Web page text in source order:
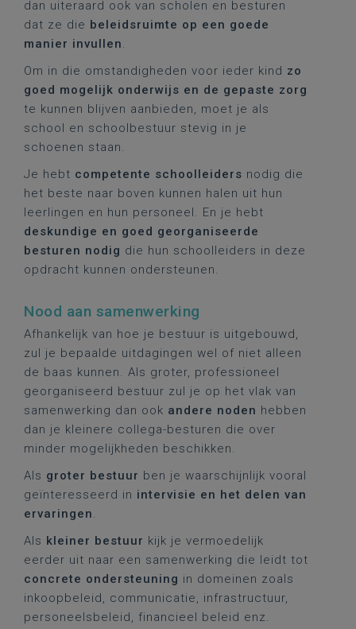
dan uiteraard ook van scholen en besturen
dat ze die beleidsruimte op een goede
manier invullen.
Om in die omstandigheden voor ieder kind zo
goed mogelijk onderwijs en de gepaste zorg
te kunnen blijven aanbieden, moet je als
school en schoolbestuur stevig in je
schoenen staan.
Je hebt competente schoolleiders nodig die
het beste naar boven kunnen halen uit hun
leerlingen en hun personeel. En je hebt
deskundige en goed georganiseerde
besturen nodig die hun schoolleiders in deze
opdracht kunnen ondersteunen.
Nood aan samenwerking
Afhankelijk van hoe je bestuur is uitgebouwd,
zul je bepaalde uitdagingen wel of niet alleen
de baas kunnen. Als groter, professioneel
georganiseerd bestuur zul je op het vlak van
samenwerking dan ook andere noden hebben
dan je kleinere collega-besturen die over
minder mogelijkheden beschikken.
Als groter bestuur ben je waarschijnlijk vooral
geïnteresseerd in intervisie en het delen van
ervaringen.
Als kleiner bestuur kijk je vermoedelijk
eerder uit naar een samenwerking die leidt tot
concrete ondersteuning in domeinen zoals
inkoopbeleid, communicatie, infrastructuur,
personeelsbeleid, financieel beleid enz.